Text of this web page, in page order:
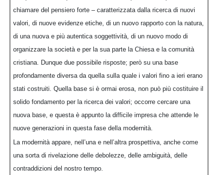
chiamare del pensiero forte – caratterizzata dalla ricerca di nuovi
valori, di nuove evidenze etiche, di un nuovo rapporto con la natura,
di una nuova e più autentica soggettività, di un nuovo modo di
organizzare la società e per la sua parte la Chiesa e la comunità
cristiana. Dunque due possibile risposte; però su una base
profondamente diversa da quella sulla quale i valori fino a ieri erano
stati costruiti. Quella base si è ormai erosa, non può più costituire il
solido fondamento per la ricerca dei valori; occorre cercare una
nuova base, e questa è appunto la difficile impresa che attende le
nuove generazioni in questa fase della modernità.
La modernità appare, nell’una e nell’altra prospettiva, anche come
una sorta di rivelazione delle debolezze, delle ambiguità, delle
contraddizioni del nostro tempo.